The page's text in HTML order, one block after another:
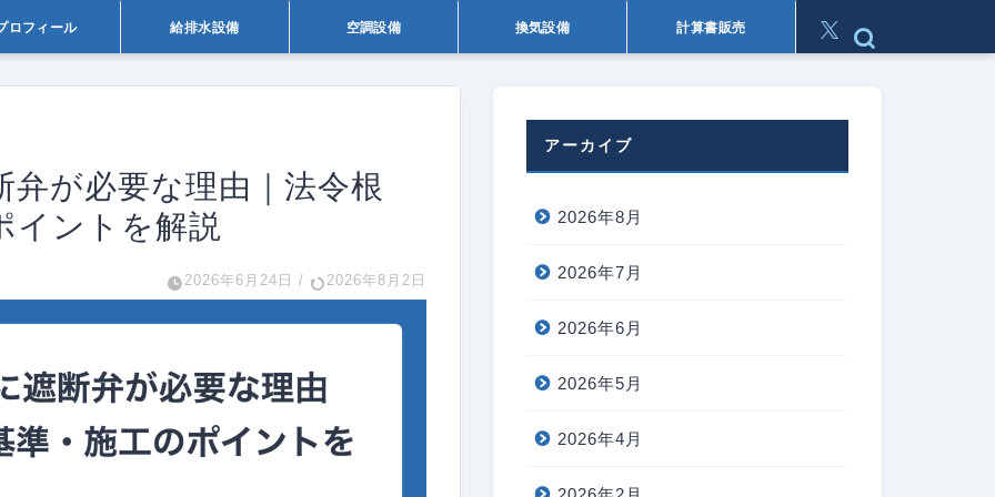
ロフィール 給排水設備 空調設備 換気設備 計算書販売
が必要な理由｜法令根
イントを解説
2026年6月24日 / 2026年8月2日
アーカイブ
2026年8月
2026年7月
2026年6月
2026年5月
2026年4月